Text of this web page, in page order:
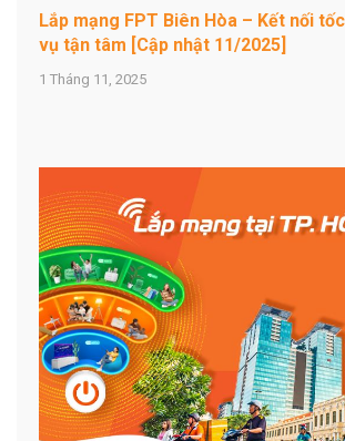
Lắp mạng FPT Biên Hòa – Kết nối
vụ tận tâm [Cập nhật 11/2025]
1 Tháng 11, 2025